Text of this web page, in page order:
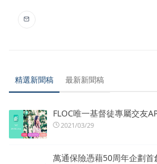
精選新聞稿 最新新聞稿
FLOC唯一基督徒專屬交友
2021/03/29
萬通保險憑藉50周年企劃